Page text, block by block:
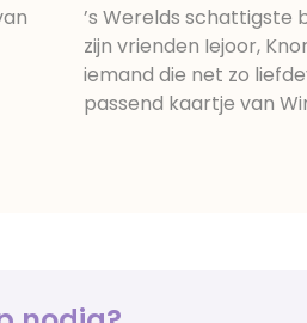
’s Werelds schattigste
zijn vrienden Iejoor,
iemand die net zo
passend kaartje van